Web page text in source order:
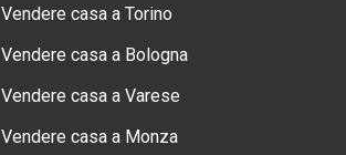
Vendere casa a Torino
Vendere casa a Bologna
Vendere casa a Varese
Vendere casa a Monza